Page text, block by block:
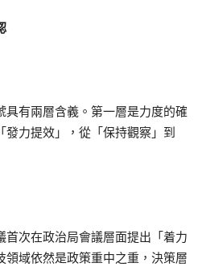
具有兩層含義。第一層是力度的確
力提效」，從「保持觀察」到
首次在政治局會議層面提出「着力
領域依然是政策重中之重，決策層